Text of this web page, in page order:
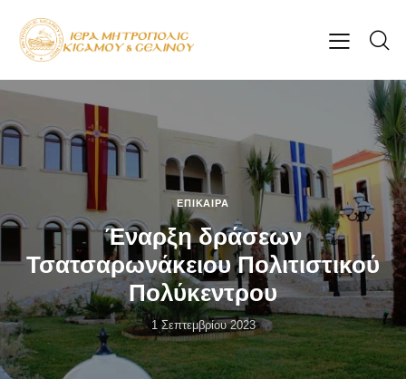
ΕΠΊΚΑΙΡΑ
Έναρξη δράσεων
Τσατσαρωνάκειου Πολιτιστικού
Πολύκεντρου
1 Σεπτεμβρίου 2023